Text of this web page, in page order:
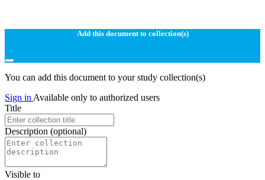
Add this document to collection(s)
You can add this document to your study collection(s)
Sign in Available only to authorized users
Title
Description (optional)
Visible to